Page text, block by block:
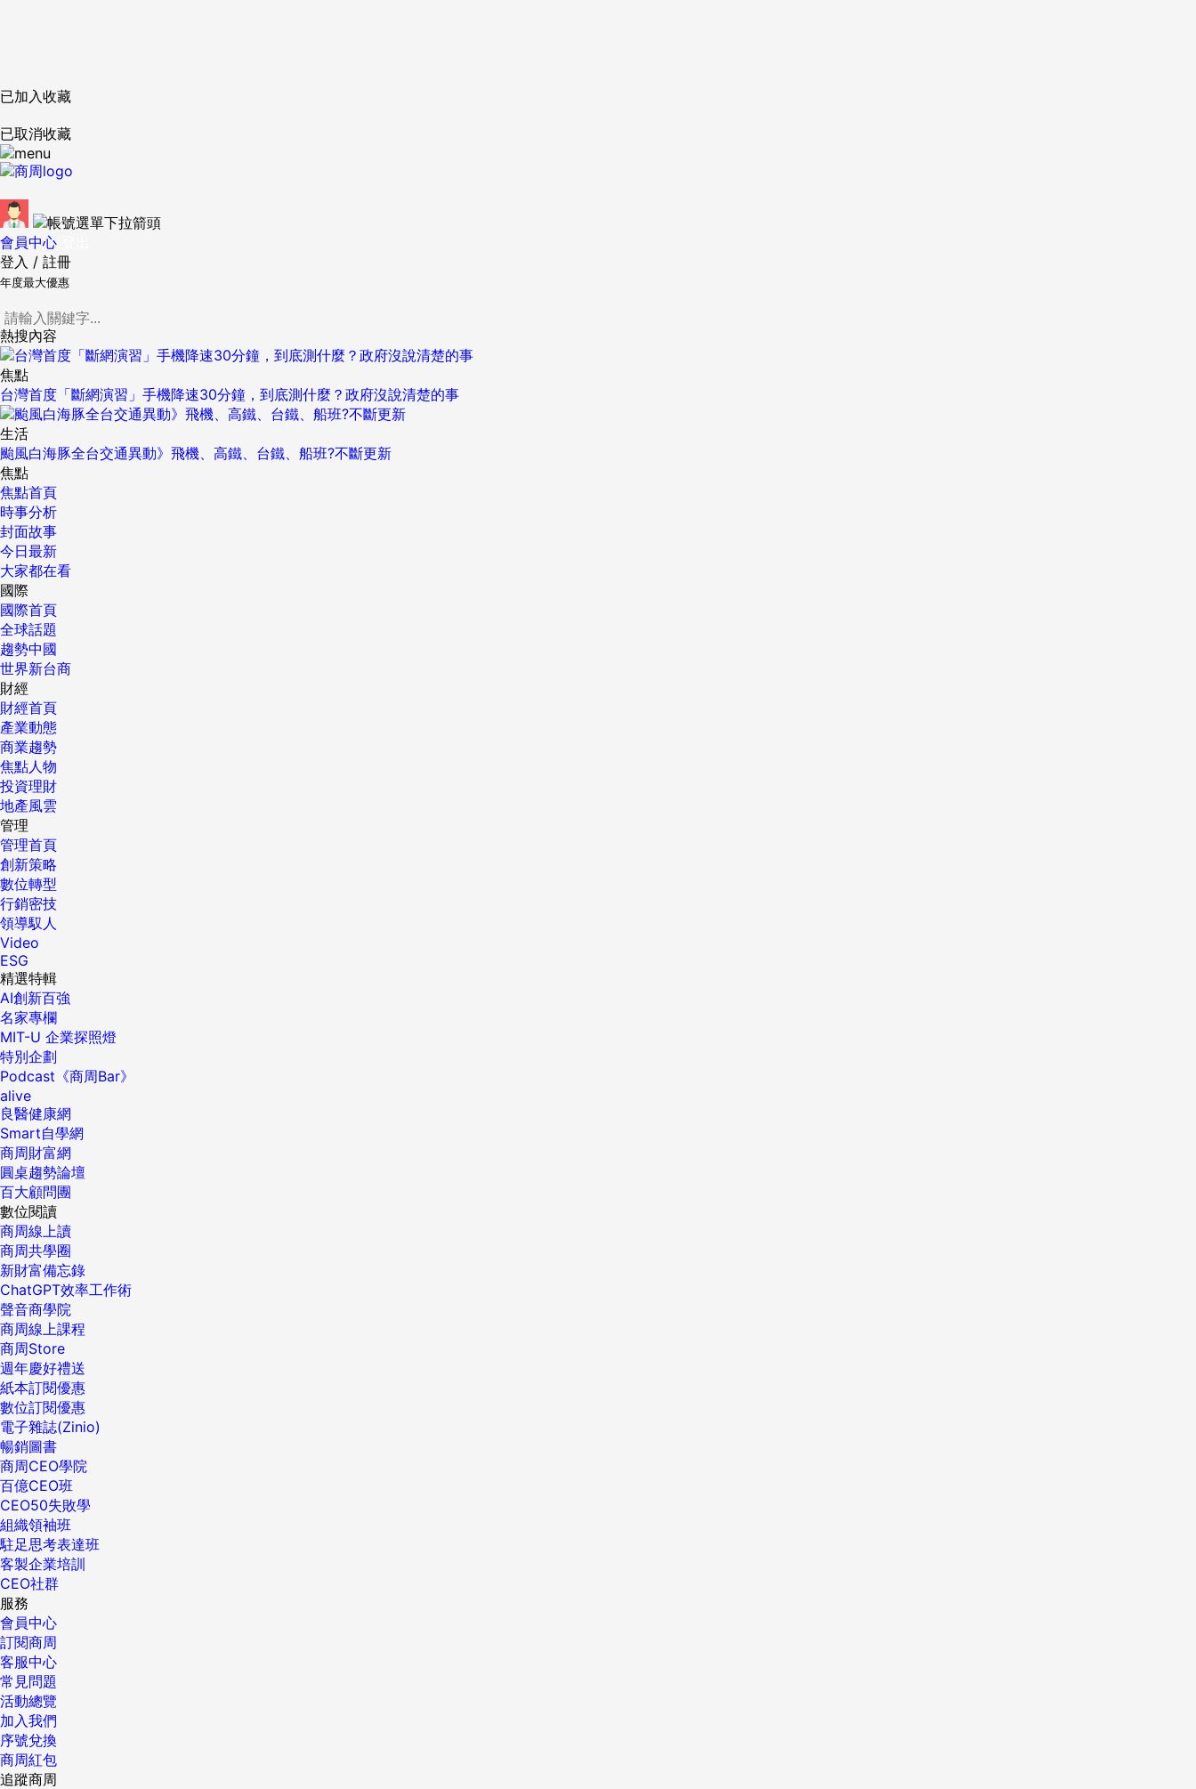
已加入收藏
已取消收藏
會員中心
登入 / 註冊
年度最大優惠
熱搜內容
焦點
台灣首度「斷網演習」手機降速30分鐘，到底測什麼？政府沒說清楚的事
生活
颱風白海豚全台交通異動》飛機、高鐵、台鐵、船班?不斷更新
焦點
焦點首頁
時事分析
封面故事
今日最新
大家都在看
國際
國際首頁
全球話題
趨勢中國
世界新台商
財經
財經首頁
產業動態
商業趨勢
焦點人物
投資理財
地產風雲
管理
管理首頁
創新策略
數位轉型
行銷密技
領導馭人
Video
ESG
精選特輯
AI創新百強
名家專欄
MIT-U 企業探照燈
特別企劃
Podcast《商周Bar》
alive
良醫健康網
Smart自學網
商周財富網
圓桌趨勢論壇
百大顧問團
數位閱讀
商周線上讀
商周共學圈
新財富備忘錄
ChatGPT效率工作術
聲音商學院
商周線上課程
商周Store
週年慶好禮送
紙本訂閱優惠
數位訂閱優惠
電子雜誌(Zinio)
暢銷圖書
商周CEO學院
百億CEO班
CEO50失敗學
組織領袖班
駐足思考表達班
客製企業培訓
CEO社群
服務
會員中心
訂閱商周
客服中心
常見問題
活動總覽
加入我們
序號兌換
商周紅包
追蹤商周